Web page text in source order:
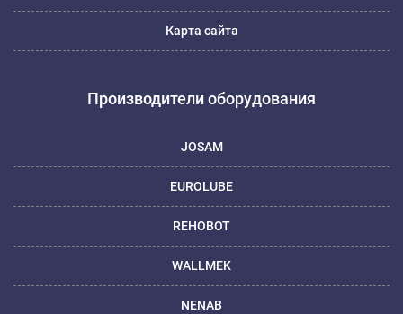
Карта сайта
Производители оборудования
JOSAM
EUROLUBE
REHOBOT
WALLMEK
NENAB